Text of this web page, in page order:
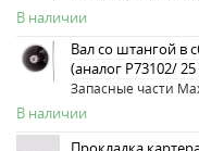
В наличии
Вал со штангой в
(аналог P73102/ 25
Запасные части
В наличии